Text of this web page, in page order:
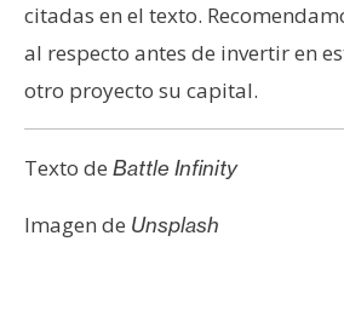
citadas en el texto.
al respecto antes de invertir en
otro proyecto su capital.
Texto de Battle Infinity
Imagen de Unsplash